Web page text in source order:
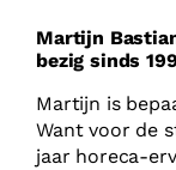
Martijn
bezig sinds
Martijn is
Want voor de
jaar horeca-